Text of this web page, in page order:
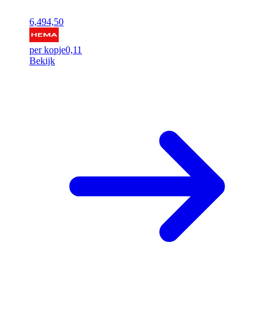
6,494,50
per kopje0,11
Bekijk